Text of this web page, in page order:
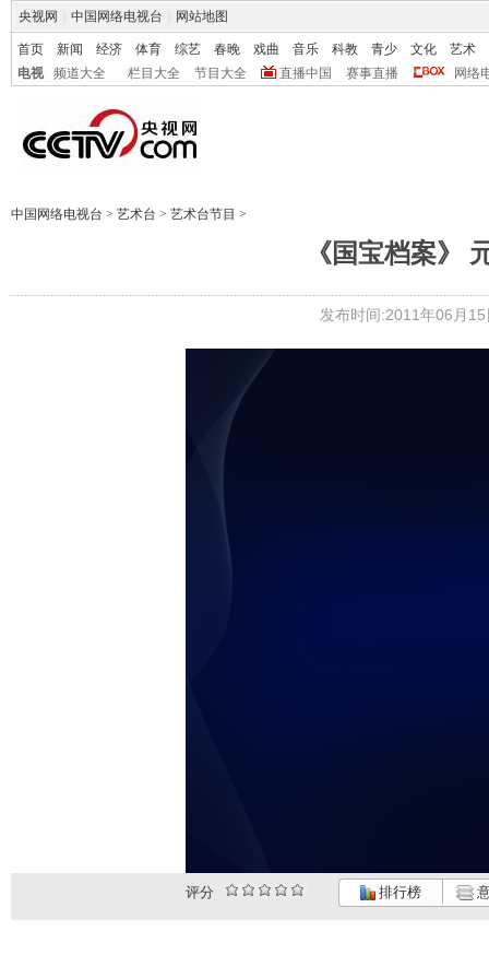
央视网 中国网络电视台 网站地图
首页 新闻 经济 体育 综艺 春晚 戏曲 音乐 科教 青少 文化
艺术
电视
频道大全 栏目大全 节目大全 直播中国 赛事直播 网络
中国网络电视台 > 艺术台 > 艺术台节目 >
《国宝档案》
发布时间:2011年06月
评分 排行榜